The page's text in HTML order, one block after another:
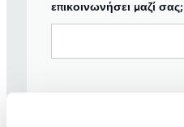
επικοινωνήσει μαζί σας;